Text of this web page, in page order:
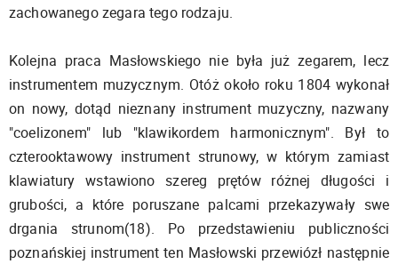
zachowanego zegara tego rodzaju.
Kolejna praca Masłowskiego nie była już zegarem, lecz
instrumentem muzycznym. Otóż około roku 1804 wykonał
on nowy, dotąd nieznany instrument muzyczny, nazwany
"coelizonem" lub "klawikordem harmonicznym". Był to
czterooktawowy instrument strunowy, w którym zamiast
klawiatury wstawiono szereg prętów różnej długości i
grubości, a które poruszane palcami przekazywały swe
drgania strunom(18). Po przedstawieniu publiczności
poznańskiej instrument ten Masłowski przewiózł następnie